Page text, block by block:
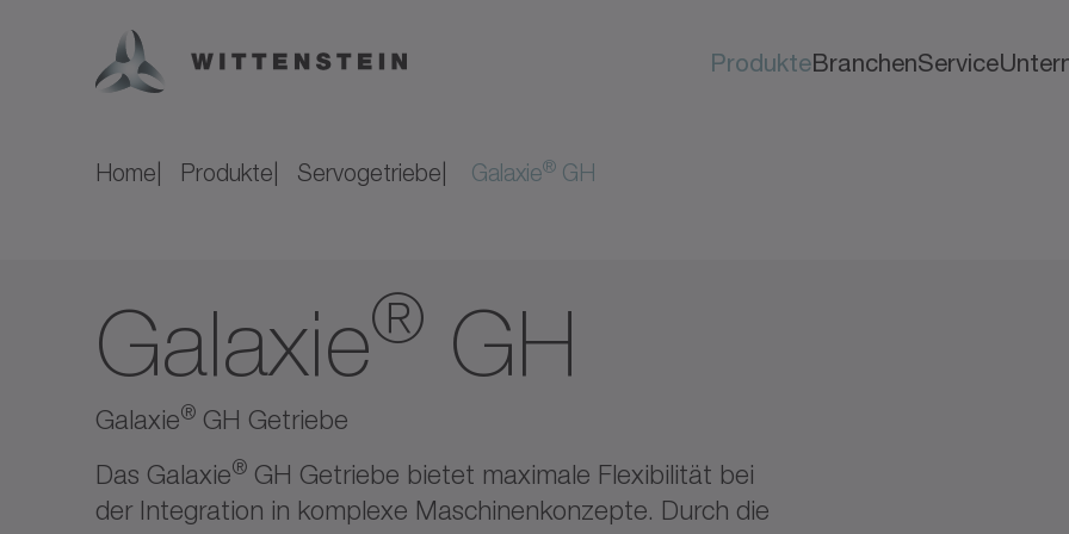
ProdukteBranchenService
Home Produkte Servogetriebe Galaxie® GH
Galaxie® GH
Galaxie® GH Getriebe
Das Galaxie® GH Getriebe bietet maximale Flexibilität bei
der Integration in komplexe Maschinenkonzepte. Durch die